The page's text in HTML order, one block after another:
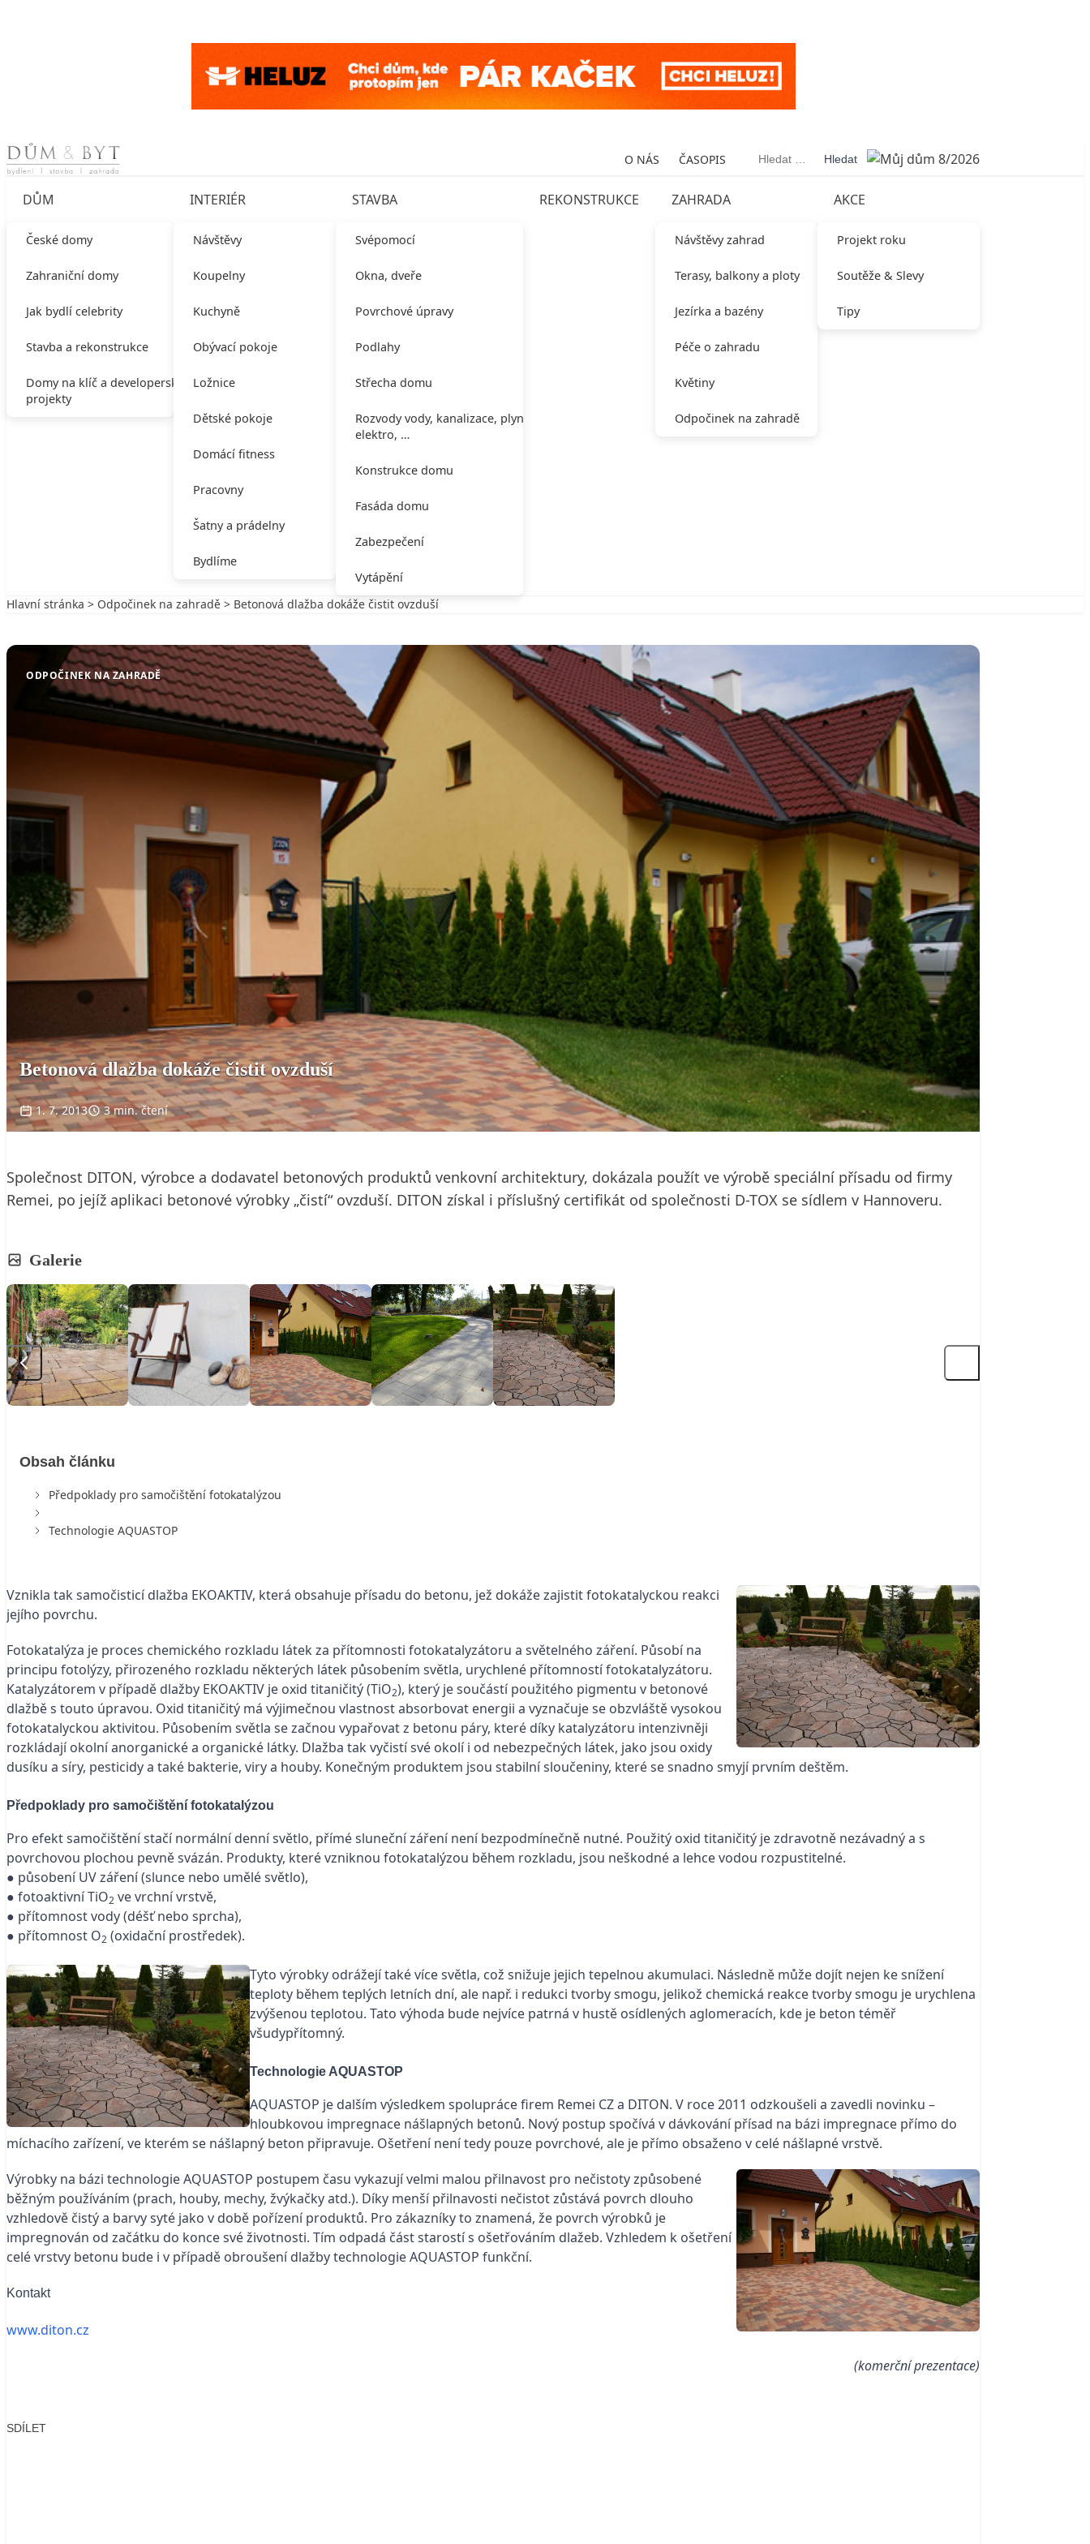
Skip to content O NÁS ČASOPIS Vyhledávání
DŮM
České domy
Zahraniční domy
Jak bydlí celebrity
Stavba a rekonstrukce
Domy na klíč a developerské
projekty
INTERIÉR
Návštěvy
Koupelny
Kuchyně
Obývací pokoje
Ložnice
Dětské pokoje
Domácí fitness
Pracovny
Šatny a prádelny
Bydlíme
STAVBA
Svépomocí
Okna, dveře
Povrchové úpravy
Podlahy
Střecha domu
Rozvody vody, kanalizace, plynu,
elektro, …
Konstrukce domu
Fasáda domu
Zabezpečení
Vytápění
REKONSTRUKCE ZAHRADA
Návštěvy zahrad
Terasy, balkony a ploty
Jezírka a bazény
Péče o zahradu
Květiny
Odpočinek na zahradě
AKCE
Projekt roku
Soutěže & Slevy
Tipy
Hlavní stránka > Odpočinek na zahradě > Betonová dlažba dokáže čistit ovzduší
ODPOČINEK NA ZAHRADĚ
Betonová dlažba dokáže čistit ovzduší
1. 7. 2013 3 min. čtení
Společnost DITON, výrobce a dodavatel betonových produktů venkovní architektury, dokázala použít ve výrobě speciální přísadu od firmy
Remei, po jejíž aplikaci betonové výrobky „čistí“ ovzduší. DITON získal i příslušný certifikát od společnosti D-TOX se sídlem v Hannoveru.
Galerie
Obsah článku
Předpoklady pro samočištění fotokatalýzou
Technologie AQUA­STOP
Vznikla tak samočisticí dlažba EKOAKTIV, která obsahuje přísadu do betonu, jež dokáže zajistit fotokatalyckou reakci
jejího povrchu.
Fotokatalýza je proces chemického rozkladu látek za přítomnosti fotokatalyzátoru a světelného záření. Působí na
principu fotolýzy, přirozeného rozkladu některých látek působením světla, urychlené přítomností fotokatalyzátoru.
Katalyzátorem v případě dlažby EKOAKTIV je oxid titaničitý (TiO2), který je součástí použitého pigmentu v betonové
dlažbě s touto úpravou. Oxid titaničitý má výjimečnou vlastnost absorbovat energii a vyznačuje se obzvláště vysokou
fotokatalyckou aktivitou. Působením světla se začnou vypařovat z betonu páry, které díky katalyzátoru intenzivněji
rozkládají okolní anorganické a organické látky. Dlažba tak vyčistí své okolí i od nebezpečných látek, jako jsou oxidy
dusíku a síry, pesticidy a také bakterie, viry a houby. Konečným produktem jsou stabilní sloučeniny, které se snadno smyjí prvním deštěm.
Předpoklady pro samočištění fotokatalýzou
Pro efekt samočištění stačí normální denní světlo, přímé sluneční záření není bezpodmínečně nutné. Použitý oxid titaničitý je zdravotně nezávadný a s
povrchovou plochou pevně svázán. Produkty, které vzniknou fotokatalýzou během rozkladu, jsou neškodné a lehce vodou rozpustitelné.
● působení UV záření (slunce nebo umělé světlo),
● fotoaktivní TiO2 ve vrchní vrstvě,
● přítomnost vody (déšť nebo sprcha),
● přítomnost O2 (oxidační prostředek).
Tyto výrobky odrážejí také více světla, což snižuje jejich tepelnou akumulaci. Následně může dojít nejen ke snížení
teploty během teplých letních dní, ale např. i redukci tvorby smogu, jelikož chemická reakce tvorby smogu je urychlena
zvýšenou teplotou. Tato výhoda bude nejvíce patrná v hustě osídlených aglomeracích, kde je beton téměř
všudypřítomný.
Technologie AQUA­STOP
AQUA­STOP je dalším výsledkem spolupráce firem Remei CZ a DITON. V roce 2011 odzkoušeli a zavedli novinku –
hloubkovou impregnace nášlapných betonů. Nový postup spočívá v dávkování přísad na bázi impregnace přímo do
míchacího zařízení, ve kterém se nášlapný beton připravuje. Ošetření není tedy pouze povrchové, ale je přímo obsaženo v celé nášlapné vrstvě.
Výrobky na bázi technologie AQUASTOP postupem času vykazují velmi malou přilnavost pro nečistoty způsobené
běžným používáním (prach, houby, mechy, žvýkačky atd.). Díky menší přilnavosti nečistot zůstává povrch dlouho
vzhledově čistý a barvy syté jako v době pořízení produktů. Pro zákazníky to znamená, že povrch výrobků je
impregnován od začátku do konce své životnosti. Tím odpadá část starostí s ošetřováním dlažeb. Vzhledem k ošetření
celé vrstvy betonu bude i v případě obroušení dlažby technologie AQUASTOP funkční.
Kontakt
www.diton.cz
(komerční prezentace)
SDÍLET